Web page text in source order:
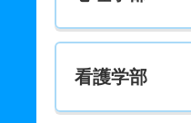
フィールド生態学
1人 10倍 7.30
フィールド生態学科
看護学部